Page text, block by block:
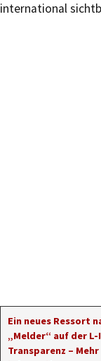
international
Ein neues Ressort
„Melder“ auf der L-
Transparenz – Mehr